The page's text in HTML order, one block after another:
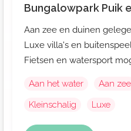
Bungalowpark Puik
Aan zee en duinen
Luxe villa's en
Fietsen en watersport
Aan het water Aan zee
Kleinschalig
Luxe